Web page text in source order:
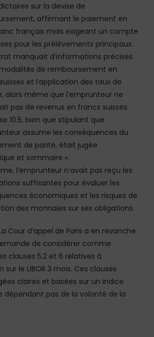
sur la devise de
affirmant le paiement en
français mais exigeant un compte
pour les prélèvements principaux.
manquait d’informations précises
de remboursement en
et l’application des taux de
alors même que l’emprunteur ne
pas de revenus en francs suisses.
10.5, bien que stipulant que
assume les conséquences du
de parité, était jugée
et sommaire ».
l’emprunteur n’avait pas reçu les
suffisantes pour évaluer les
économiques et les risques de
des monnaies sur ses obligations.
Cour d’appel de Paris a en revanche
de considérer comme
clauses 5.2 et 6 relatives à
sur le LIBOR 3 mois. Ces clauses
claires et basées sur un indice
dépendant pas de la volonté de la